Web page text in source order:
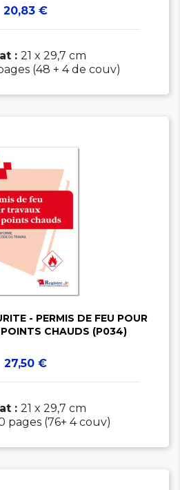
Prix
20,83 €
: 21 x 29,7 cm
(48 + 4 de couv)
- PERMIS DE FEU POUR
POINTS CHAUDS (P034)
Prix
27,50 €
: 21 x 29,7 cm
pages (76+ 4 couv)